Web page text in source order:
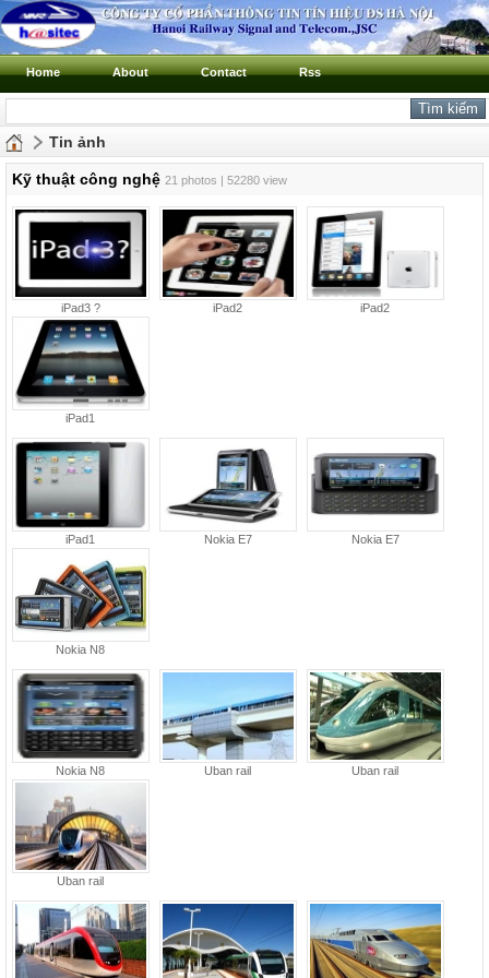
Home About Contact Rss
Tin ảnh
Kỹ thuật công nghệ 21 photos | 52280 view
iPad3 ? iPad2 iPad2
iPad1
iPad1 Nokia E7 Nokia E7
Nokia N8
Nokia N8 Uban rail Uban rail
Uban rail